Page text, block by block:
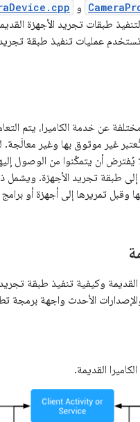
و
طبقات تجريد الأجهزة
عن خدمة الكاميرا، يتم
غير موثوق بها وغير معالَجة.
يُفترض أن يتمكّنوا من الوصول
إلى طبقة تجريد الأجهزة.
وقبل تمريرها إلى أجهزة أو برامج
وكيفية تنفيذ طبقة
القديمة.